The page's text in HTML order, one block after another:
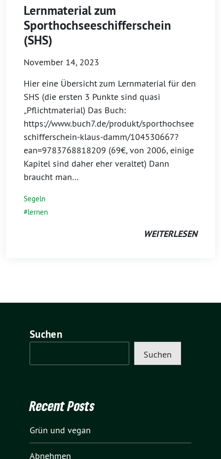
Lernmaterial zum
Sporthochseeschifferschein
(SHS)
November 14, 2023
Hier eine Übersicht zum Lernmaterial für den
SHS (die ersten 3 Punkte sind quasi
„Pflichtmaterial) Das Buch:
https://www.buch7.de/produkt/sporthochsee
schifferschein-klaus-damm/104530667?
ean=9783768818209 (69€, von 2006, einige
Kapitel sind daher eher veraltet) Dann
braucht man…
Segeln
lernen
WEITERLESEN
Suchen
Suchen
Recent Posts
Grün und vegan
Abnehmen